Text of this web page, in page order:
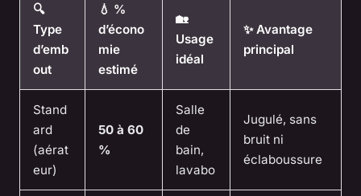
🔍
Type
d’emb
out
💧 %
d’écono
mie
estimé
🏡
Usage
idéal
✨ Avantage
principal
Stand
ard
(aérat
eur)
50 à 60
%
Salle
de
bain,
lavabo
Jugulé, sans
bruit ni
éclaboussure